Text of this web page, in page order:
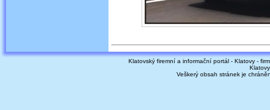
Klatovský firemní a informační portál - Klatovy -
Veškerý obsah stránek je